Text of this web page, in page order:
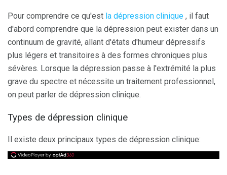
Pour comprendre ce qu'est la dépression clinique , il faut
d'abord comprendre que la dépression peut exister dans un
continuum de gravité, allant d'états d'humeur dépressifs
plus légers et transitoires à des formes chroniques plus
sévères. Lorsque la dépression passe à l'extrémité la plus
grave du spectre et nécessite un traitement professionnel,
on peut parler de dépression clinique.
Types de dépression clinique
Il existe deux principaux types de dépression clinique: